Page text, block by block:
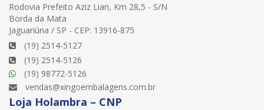
Rodovia Prefeito Aziz Lian, Km 28,5 - S/N
Borda da Mata
Jaguariúna / SP - CEP: 13916-875
(19) 2514-5127
(19) 2514-5126
(19) 98772-5126
vendas@xingoembalagens.com.br
Loja Holambra – CNP